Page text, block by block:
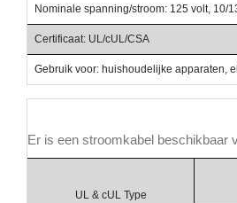
Nominale spanning/stroom: 125 volt, 10/
Certificaat: UL/cUL/CSA
Gebruik voor: huishoudelijke apparaten,
Er is een stroomkabel beschikbaar
UL & cUL Type